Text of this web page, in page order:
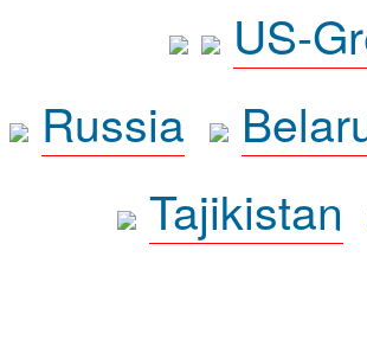
US-
Russia
Tajikistan